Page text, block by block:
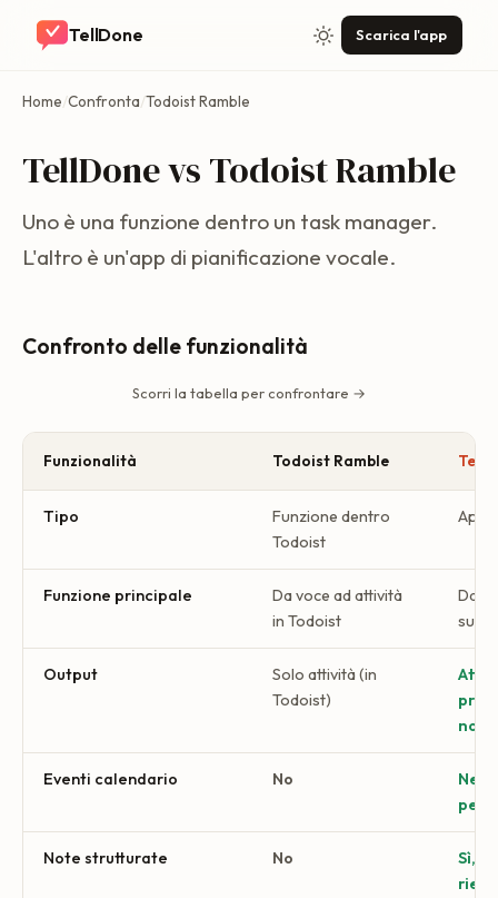
TellDone Scarica l'app
Home/Confronta/Todoist Ramble
TellDone vs Todoist Ramble
Uno è una funzione dentro un task manager.
L'altro è un'app di pianificazione vocale.
Confronto delle funzionalità
Scorri la tabella per confrontare →
Funzionalità Todoist Ramble
Tipo
Funzione dentro
Todoist
App
Funzione principale
Da voce ad attività
in Todoist
Da
su
Output
Solo attività (in
Todoist)
Eventi calendario No
per
Note strutturate No
Sì,